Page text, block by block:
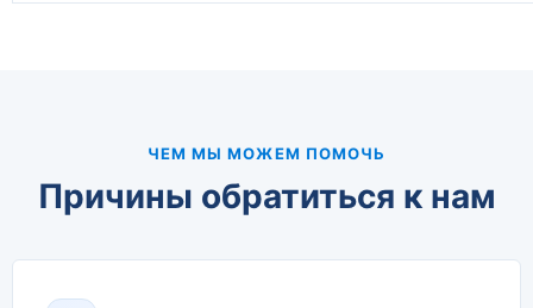
ЧЕМ МЫ МОЖЕМ ПОМОЧЬ
Причины обратиться к нам